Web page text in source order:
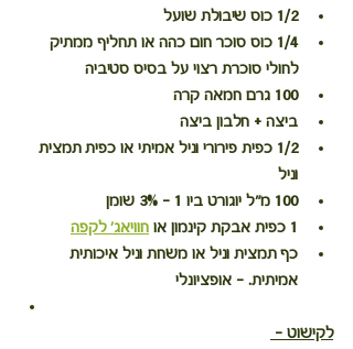
1/2 כוס שיבולת שועל
1/4 כוס סוכר חום כהה או תחליף ממתיק
לחולי סוכרת רצוי על בסיס סטיביה
100 גרם חמאה קרה
ביצה + חלבון ביצה
1/2 כפית פירורי וניל אמיתי או כפית תמצית
וניל
100 מ"ל יוגורט ביו 1 – 3% שומן
1 כפית אבקת קינמון או
חוויאג' לקפה
כף תמצית וניל או משחת וניל איכותית
אמיתית. - אופציונלי
לקישוט -